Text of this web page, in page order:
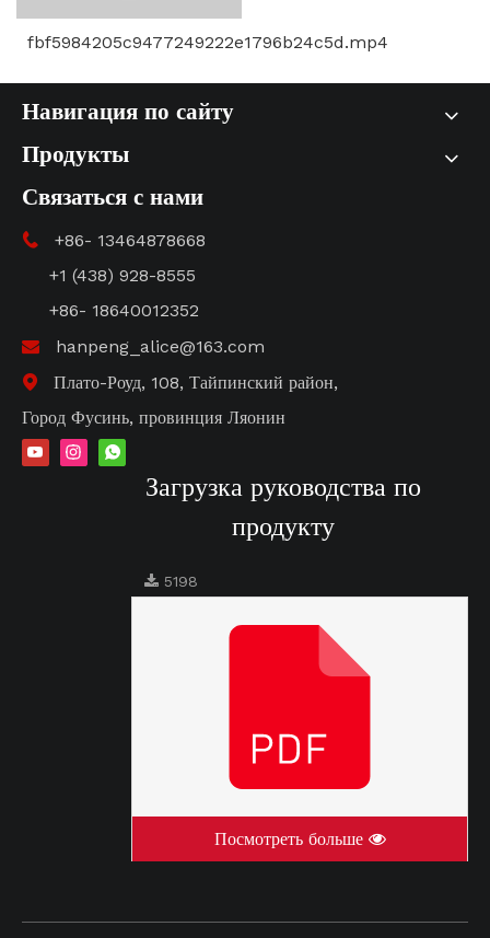
пластиной.mp4
fbf5984205c9477249222e1796b24c5d.mp4
Навигация по сайту
Продукты
Связаться с нами

+86- 13464878668
+1 (438) 928-8555
+86- 18640012352
 hanpeng_alice@163.com

Плато-Роуд, 108, Тайпинский район,
Город Фусинь, провинция Ляонин
Загрузка руководства по
продукту
5198
Посмотреть больше